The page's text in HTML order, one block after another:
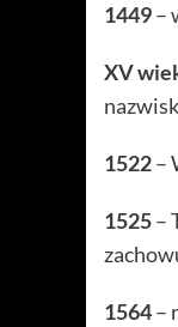
1449–
XV
1522–
1525–
1564–